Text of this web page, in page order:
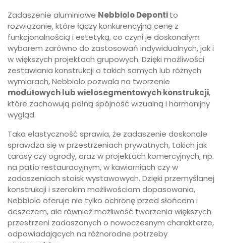
Zadaszenie aluminiowe Nebbiolo Depontito
rozwiązanie, które łączy konkurencyjną cenę z
funkcjonalnością i estetyką, co czyni je doskonałym
wyborem zarówno do zastosowań indywidualnych, jak i
w większych projektach grupowych. Dzięki możliwości
zestawiania konstrukcji o takich samych lub różnych
wymiarach, Nebbiolo pozwala na tworzenie
modułowych lub wielosegmentowych konstrukcji,
które zachowują pełną spójność wizualną i harmonijny
wygląd.
Taka elastyczność sprawia, że zadaszenie doskonale
sprawdza się w przestrzeniach prywatnych, takich jak
tarasy czy ogrody, oraz w projektach komercyjnych, np.
na patio restauracyjnym, w kawiarniach czy w
zadaszeniach stoisk wystawowych. Dzięki przemyślanej
konstrukcji i szerokim możliwościom dopasowania,
Nebbiolo oferuje nie tylko ochronę przed słońcem i
deszczem, ale również możliwość tworzenia większych
przestrzeni zadaszonych o nowoczesnym charakterze,
odpowiadających na różnorodne potrzeby